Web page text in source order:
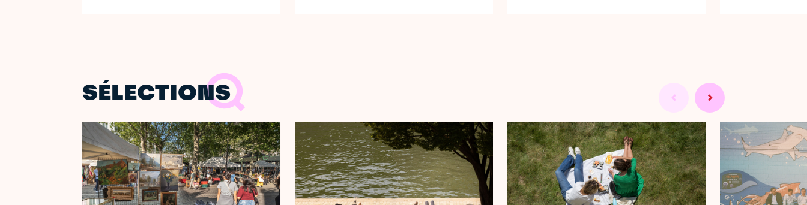
SÉLECTIONS